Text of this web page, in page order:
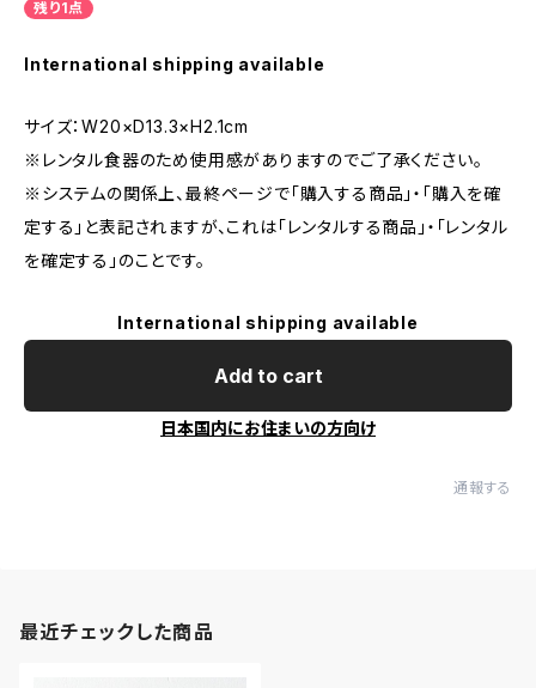
残り1点
International shipping available
サイズ：W20×D13.3×H2.1cm
※レンタル食器のため使用感がありますのでご了承ください。
※システムの関係上、最終ページで「購入する商品」・「購入を確
定する」と表記されますが、これは「レンタルする商品」・「レンタル
を確定する」のことです。
International shipping available
Add to cart
日本国内にお住まいの方向け
通報する
最近チェックした商品